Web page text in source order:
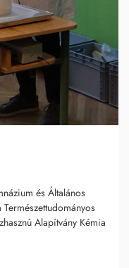
és Általános
Alapítvány Kémia